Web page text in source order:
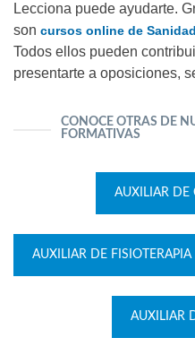
Lecciona puede ayudarte.
son cursos online de
Todos ellos pueden
presentarte a oposiciones,
CONOCE OTRAS DE
FORMATIVAS
AUXILIAR DE
AUXILIAR DE FISIOTERAPIA
AUXILIAR